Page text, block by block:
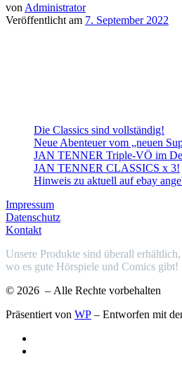
von Administrator
Veröffentlicht am 7. September 2022
Die Classics sind vollständig!
Neue Abenteuer vom „neuen
JAN TENNER Triple-VÖ im
JAN TENNER CLASSICS x 3!
Hinweis zu aktuell auf ebay
Impressum
Datenschutz
Kontakt
Unsere Produkte sind überall erhältlich,
wo es gute Hörspiele und Comics gibt!
© 2026 – Alle Rechte vorbehalten
Präsentiert von WP – Entworfen mit